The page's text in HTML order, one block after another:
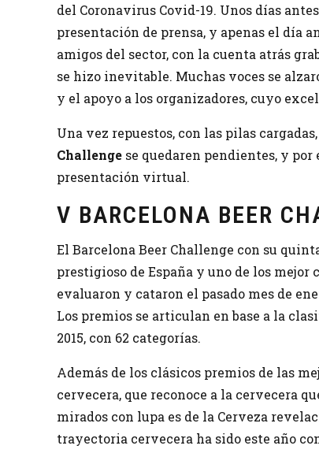
del Coronavirus Covid-19. Unos días
presentación de prensa, y apenas el día
amigos del sector, con la cuenta atrás
se hizo inevitable. Muchas voces se
y el apoyo a los organizadores, cuyo
Una vez repuestos, con las pilas
Challenge se quedaren pendientes, y por
presentación virtual.
V BARCELONA BEER
El Barcelona Beer Challenge con su
prestigioso de España y uno de los mejor
evaluaron y cataron el pasado mes de
Los premios se articulan en base a la
2015, con 62 categorías.
Además de los clásicos premios de las
cervecera, que reconoce a la cervecera
mirados con lupa es de la Cerveza
trayectoria cervecera ha sido este año